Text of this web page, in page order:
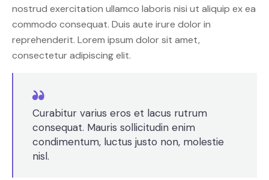
nostrud exercitation ullamco laboris nisi ut aliquip ex ea
commodo consequat. Duis aute irure dolor in
reprehenderit. Lorem ipsum dolor sit amet,
consectetur adipiscing elit.
Curabitur varius eros et lacus rutrum
consequat. Mauris sollicitudin enim
condimentum, luctus justo non, molestie
nisl.